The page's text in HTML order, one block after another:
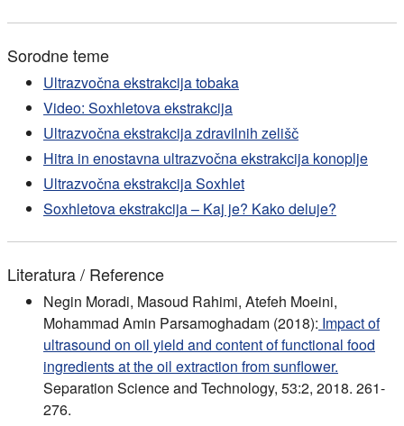
Sorodne teme
Ultrazvočna ekstrakcija tobaka
Video: Soxhletova ekstrakcija
Ultrazvočna ekstrakcija zdravilnih zelišč
Hitra in enostavna ultrazvočna ekstrakcija konoplje
Ultrazvočna ekstrakcija Soxhlet
Soxhletova ekstrakcija – Kaj je? Kako deluje?
Literatura / Reference
Negin Moradi, Masoud Rahimi, Atefeh Moeini,
Mohammad Amin Parsamoghadam (2018): Impact of
ultrasound on oil yield and content of functional food
ingredients at the oil extraction from sunflower.
Separation Science and Technology, 53:2, 2018. 261-
276.